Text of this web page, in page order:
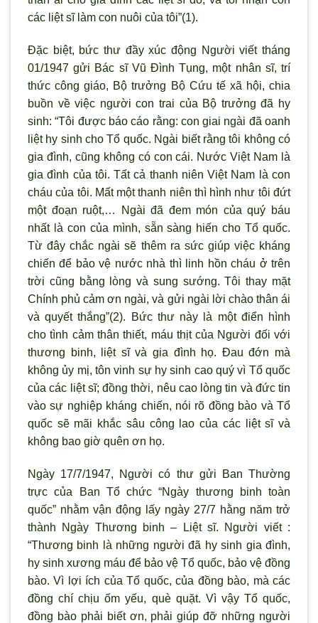
các liệt sĩ làm con nuôi của tôi”(1).
Đặc biệt, bức thư đầy xúc động Người viết tháng
01/1947 gửi Bác sĩ Vũ Đình Tụng, một nhân sĩ, trí
thức công giáo, Bộ trưởng Bộ Cứu tế xã hội, chia
buồn về việc người con trai của Bộ trưởng đã hy
sinh: “Tôi được báo cáo rằng: con giai ngài đã oanh
liệt hy sinh cho Tổ quốc. Ngài biết rằng tôi không có
gia đình, cũng không có con cái. Nước Việt Nam là
gia đình của tôi. Tất cả thanh niên Việt Nam là con
cháu của tôi. Mất một thanh niên thì hình như tôi đứt
một đoạn ruột,… Ngài đã đem món của quý báu
nhất là con của mình, sẵn sàng hiến cho Tổ quốc.
Từ đây chắc ngài sẽ thêm ra sức giúp việc kháng
chiến để bảo vệ nước nhà thì linh hồn cháu ở trên
trời cũng bằng lòng và sung sướng. Tôi thay mặt
Chính phủ cảm ơn ngài, và gửi ngài lời chào thân ái
và quyết thắng”(2). Bức thư này là một điển hình
cho tình cảm thân thiết, máu thịt của Người đối với
thương binh, liệt sĩ và gia đình họ. Đau đớn mà
không ủy mị, tôn vinh sự hy sinh cao quý vì Tổ quốc
của các liệt sĩ; đồng thời, nêu cao lòng tin và đức tin
vào sự nghiệp kháng chiến, nói rõ đồng bào và Tổ
quốc sẽ mãi khắc sâu công lao của các liệt sĩ và
không bao giờ quên ơn họ.
Ngày 17/7/1947, Người có thư gửi Ban Thường
trực của Ban Tổ chức “Ngày thương binh toàn
quốc” nhằm vận động lấy ngày 27/7 hằng năm trở
thành Ngày Thương binh – Liệt sĩ. Người viết :
“Thương binh là những người đã hy sinh gia đình,
hy sinh xương máu để bảo vệ Tổ quốc, bảo vệ đồng
bào. Vì lợi ích của Tổ quốc, của đồng bào, mà các
đồng chí chịu ốm yếu, què quặt. Vì vậy Tổ quốc,
đồng bào phải biết ơn, phải giúp đỡ những người